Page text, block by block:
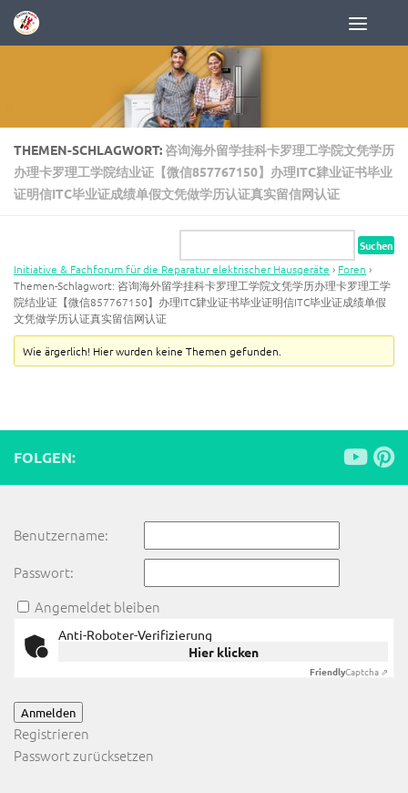
Zum Inhalt springen
THEMEN-SCHLAGWORT: 咨询海外留学挂科卡罗理工学院文凭学历
办理卡罗理工学院结业证【微信857767150】办理ITC肄业证书毕业
证明信ITC毕业证成绩单假文凭做学历认证真实留信网认证
Initiative & Fachforum für die Reparatur elektrischer Hausgeräte › Foren ›
Themen-Schlagwort: 咨询海外留学挂科卡罗理工学院文凭学历办理卡罗理工学
院结业证【微信857767150】办理ITC肄业证书毕业证明信ITC毕业证成绩单假
文凭做学历认证真实留信网认证
Wie ärgerlich! Hier wurden keine Themen gefunden.
FOLGEN:
Benutzername:
Passwort:
Angemeldet bleiben
Anti-Roboter-Verifizierung
Hier klicken
FriendlyCaptcha ⇗
Anmelden
Registrieren
Passwort zurücksetzen